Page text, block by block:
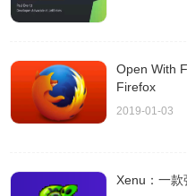
Open With
Firefox
2019-01-03
Xenu：一款